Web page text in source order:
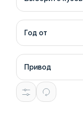
Год от
Привод